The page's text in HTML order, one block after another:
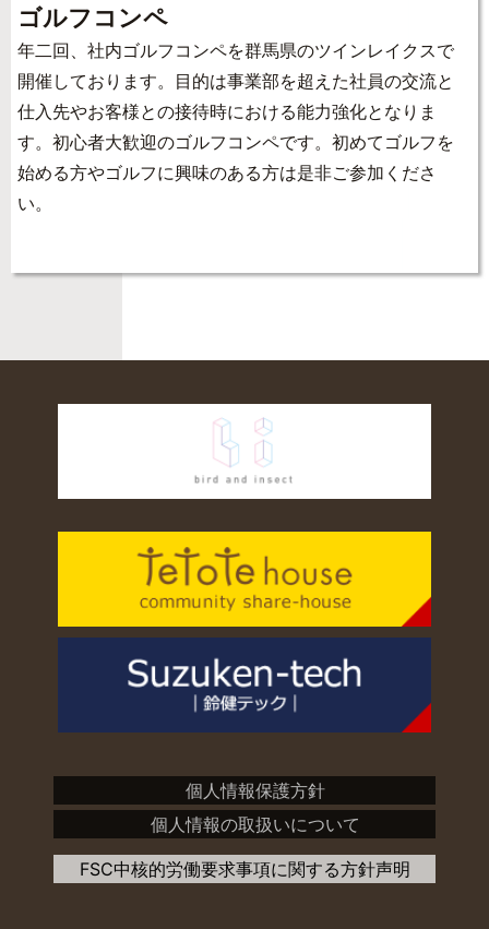
ゴルフコンペ
年二回、社内ゴルフコンペを群馬県のツインレイクスで
開催しております。目的は事業部を超えた社員の交流と
仕入先やお客様との接待時における能力強化となりま
す。初心者大歓迎のゴルフコンペです。初めてゴルフを
始める方やゴルフに興味のある方は是非ご参加くださ
い。
個人情報保護方針
個人情報の取扱いについて
FSC中核的労働要求事項に関する方針声明